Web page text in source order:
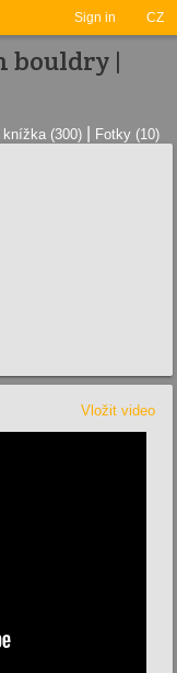
Sign in CZ
bouldry |
(300) Fotky (10)
Vložit video